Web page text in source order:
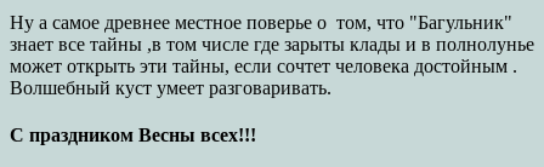
Ну а самое древнее местное поверье о том, что "Багульник"
знает все тайны ,в том числе где зарыты клады и в полнолунье
может открыть эти тайны, если сочтет человека достойным .
Волшебный куст умеет разговаривать.
С праздником Весны всех!!!